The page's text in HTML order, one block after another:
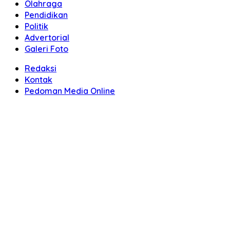
Olahraga
Pendidikan
Politik
Advertorial
Galeri Foto
Redaksi
Kontak
Pedoman Media Online